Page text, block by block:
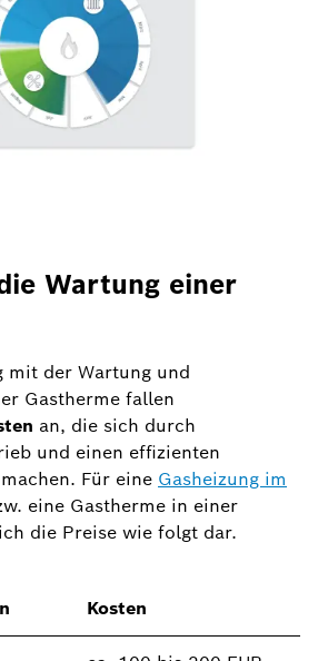
Wartung einer
mit der Wartung und
Gastherme fallen
an, die sich durch
und einen effizienten
Für eine Gasheizung im
eine Gastherme in einer
die Preise wie folgt dar.
Kosten